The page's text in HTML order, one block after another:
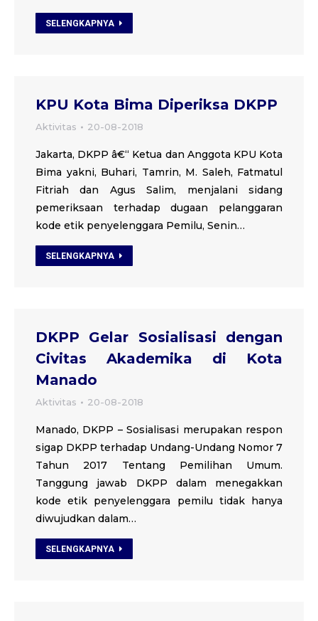
SELENGKAPNYA
KPU Kota Bima Diperiksa DKPP
Aktivitas 20-08-2018
Jakarta, DKPP â€“ Ketua dan Anggota KPU Kota
Bima yakni, Buhari, Tamrin, M. Saleh, Fatmatul
Fitriah dan Agus Salim, menjalani sidang
pemeriksaan terhadap dugaan pelanggaran
kode etik penyelenggara Pemilu, Senin…
SELENGKAPNYA
DKPP Gelar Sosialisasi dengan
Civitas Akademika di Kota
Manado
Aktivitas 20-08-2018
Manado, DKPP – Sosialisasi merupakan respon
sigap DKPP terhadap Undang-Undang Nomor 7
Tahun 2017 Tentang Pemilihan Umum.
Tanggung jawab DKPP dalam menegakkan
kode etik penyelenggara pemilu tidak hanya
diwujudkan dalam…
SELENGKAPNYA